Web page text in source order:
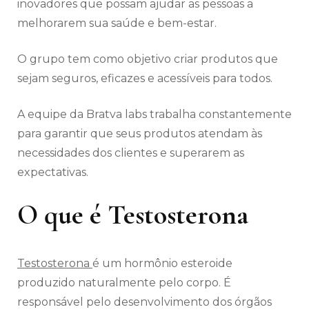
inovadores que possam ajudar as pessoas a
melhorarem sua saúde e bem-estar.
O grupo tem como objetivo criar produtos que
sejam seguros, eficazes e acessíveis para todos.
A equipe da Bratva labs trabalha constantemente
para garantir que seus produtos atendam às
necessidades dos clientes e superarem as
expectativas.
O que é Testosterona
Testosterona é um hormônio esteroide
produzido naturalmente pelo corpo. É
responsável pelo desenvolvimento dos órgãos